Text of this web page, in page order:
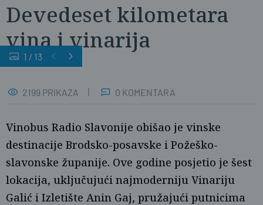
Devedeset kilometara
vina i vinarija
1 / 13
2199 PRIKAZA 0 KOMENTARA
Vinobus Radio Slavonije obišao je vinske
destinacije Brodsko-posavske i Požeško-
slavonske županije. Ove godine posjetio je šest
lokacija, uključujući najmoderniju Vinariju
Galić i Izletište Anin Gaj, pružajući putnicima